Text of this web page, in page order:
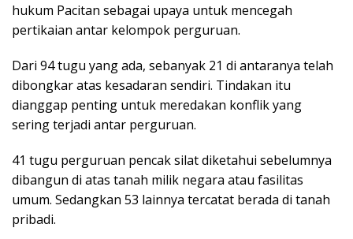
hukum Pacitan sebagai upaya untuk mencegah
pertikaian antar kelompok perguruan.
Dari 94 tugu yang ada, sebanyak 21 di antaranya telah
dibongkar atas kesadaran sendiri. Tindakan itu
dianggap penting untuk meredakan konflik yang
sering terjadi antar perguruan.
41 tugu perguruan pencak silat diketahui sebelumnya
dibangun di atas tanah milik negara atau fasilitas
umum. Sedangkan 53 lainnya tercatat berada di tanah
pribadi.